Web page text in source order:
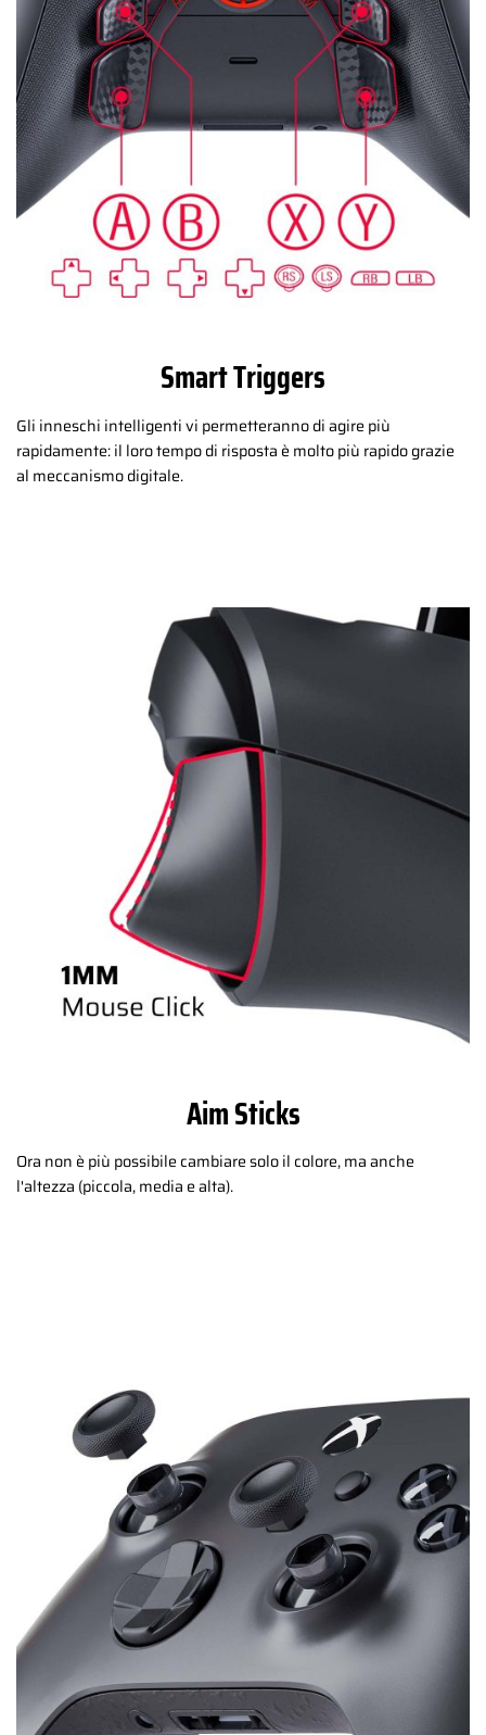
Smart Triggers
Gli inneschi intelligenti vi permetteranno di agire più
rapidamente: il loro tempo di risposta è molto più rapido grazie
al meccanismo digitale.
Aim Sticks
Ora non è più possibile cambiare solo il colore, ma anche
l'altezza (piccola, media e alta).